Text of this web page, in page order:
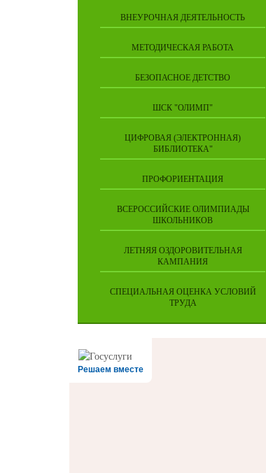
ВНЕУРОЧНАЯ ДЕЯТЕЛЬНОСТЬ
МЕТОДИЧЕСКАЯ РАБОТА
БЕЗОПАСНОЕ ДЕТСТВО
ШСК "ОЛИМП"
ЦИФРОВАЯ (ЭЛЕКТРОННАЯ)
БИБЛИОТЕКА"
ПРОФОРИЕНТАЦИЯ
ВСЕРОССИЙСКИЕ ОЛИМПИАДЫ
ШКОЛЬНИКОВ
ЛЕТНЯЯ ОЗДОРОВИТЕЛЬНАЯ
КАМПАНИЯ
СПЕЦИАЛЬНАЯ ОЦЕНКА УСЛОВИЙ
ТРУДА
Решаем вместе